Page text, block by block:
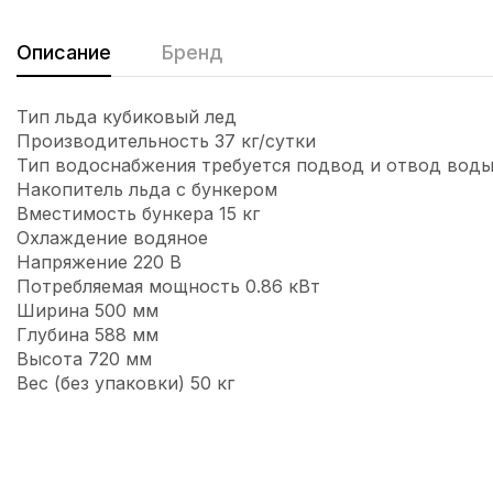
Описание Бренд
Тип льда кубиковый лед
Производительность 37 кг/сутки
Тип водоснабжения требуется подвод и отвод воды
Накопитель льда с бункером
Вместимость бункера 15 кг
Охлаждение водяное
Напряжение 220 В
Потребляемая мощность 0.86 кВт
Ширина 500 мм
Глубина 588 мм
Высота 720 мм
Вес (без упаковки) 50 кг